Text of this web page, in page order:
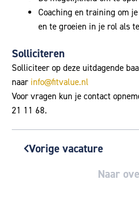
Coaching en training om
en te groeien in je rol als
Solliciteren
Solliciteer op deze uitdagende
naar info@fitvalue.nl
Voor vragen kun je contact
21 11 68.
Vorige
Vorige vacature
Naar